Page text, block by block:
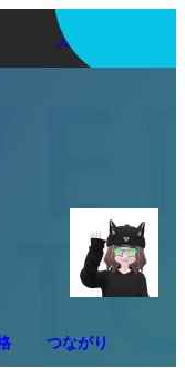
アプリを使う
つながり